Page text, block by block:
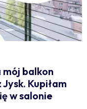
mój balkon
Kupiłam
w salonie